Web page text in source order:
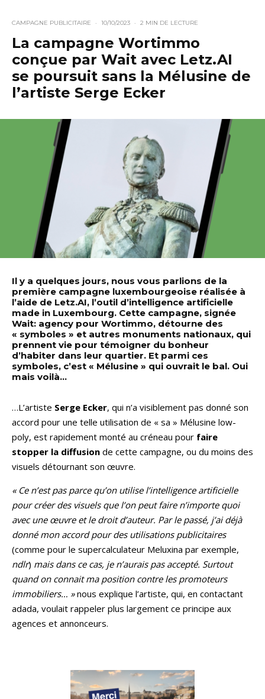
CAMPAGNE PUBLICITAIRE · 10/10/2023 · 2 MIN DE LECTURE
La campagne Wortimmo
conçue par Wait avec Letz.AI
se poursuit sans la Mélusine de
l’artiste Serge Ecker
Il y a quelques jours, nous vous parlions de la
première campagne luxembourgeoise réalisée à
l’aide de Letz.AI, l’outil d’intelligence artificielle
made in Luxembourg. Cette campagne, signée
Wait: agency pour Wortimmo, détourne des
« symboles » et autres monuments nationaux, qui
prennent vie pour témoigner du bonheur
d’habiter dans leur quartier. Et parmi ces
symboles, c’est « Mélusine » qui ouvrait le bal. Oui
mais voilà…
…L’artiste Serge Ecker, qui n’a visiblement pas donné son
accord pour une telle utilisation de « sa » Mélusine low-
poly, est rapidement monté au créneau pour faire
stopper la diffusion de cette campagne, ou du moins des
visuels détournant son œuvre.
« Ce n’est pas parce qu’on utilise l’intelligence artificielle
pour créer des visuels que l’on peut faire n’importe quoi
avec une œuvre et le droit d’auteur. Par le passé, j’ai déjà
donné mon accord pour des utilisations publicitaires
(comme pour le supercalculateur Meluxina par exemple,
ndlr) mais dans ce cas, je n’aurais pas accepté. Surtout
quand on connait ma position contre les promoteurs
immobiliers… »nous explique l’artiste, qui, en contactant
adada, voulait rappeler plus largement ce principe aux
agences et annonceurs.